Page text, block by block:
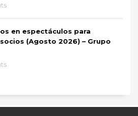
en espectáculos para
(Agosto 2026) – Grupo